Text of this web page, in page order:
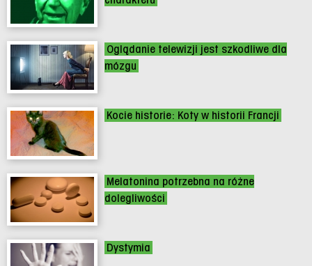
Oglądanie telewizji jest szkodliwe dla
mózgu
Kocie historie: Koty w historii Francji
Melatonina potrzebna na różne
dolegliwości
Dystymia